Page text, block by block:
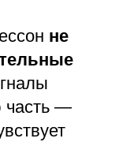
не
часть —